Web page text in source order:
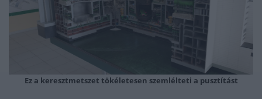
Ez a keresztmetszet tökéletesen szemlélteti a pusztítást